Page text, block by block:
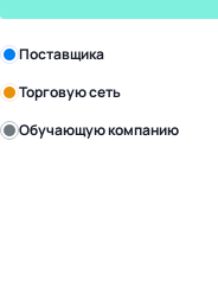
Поставщика
Торговую сеть
Обучающую компанию